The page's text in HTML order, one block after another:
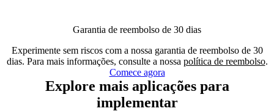
Garantia de reembolso de 30 dias
Experimente sem riscos com a nossa garantia de reembolso de 30
dias. Para mais informações, consulte a nossa política de reembolso.
Comece agora
Explore mais aplicações para
implementar